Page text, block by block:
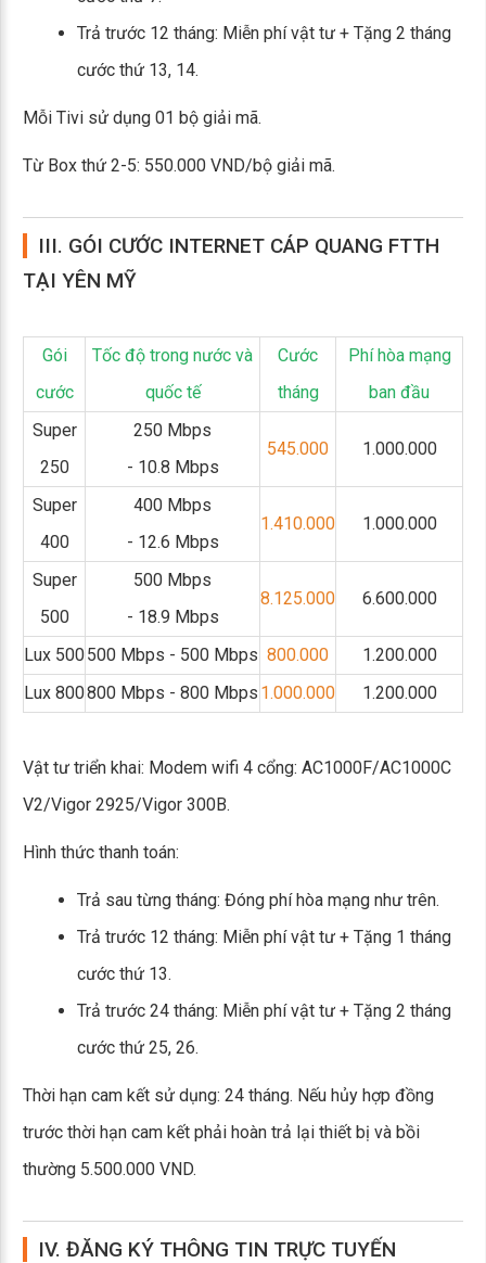
Trả trước 12 tháng: Miễn phí vật tư + Tặng 2 tháng
cước thứ 13, 14.
Mỗi Tivi sử dụng 01 bộ giải mã.
Từ Box thứ 2-5: 550.000 VND/bộ giải mã.
III. GÓI CƯỚC INTERNET CÁP QUANG FTTH
TẠI YÊN MỸ
Gói
cước
Tốc độ trong nước và
quốc tế
Cước
tháng
Phí hòa mạng
ban đầu
Super
250
250 Mbps
- 10.8 Mbps
545.000 1.000.000
Super
400
400 Mbps
- 12.6 Mbps
1.410.000 1.000.000
Super
500
500 Mbps
- 18.9 Mbps
8.125.000 6.600.000
Lux 500500 Mbps - 500 Mbps 800.000
1.200.000
Lux 800800 Mbps - 800 Mbps 1.000.000 1.200.000
Vật tư triển khai: Modem wifi 4 cổng: AC1000F/AC1000C
V2/Vigor 2925/Vigor 300B.
Hình thức thanh toán:
Trả sau từng tháng: Đóng phí hòa mạng như trên.
Trả trước 12 tháng: Miễn phí vật tư + Tặng 1 tháng
cước thứ 13.
Trả trước 24 tháng: Miễn phí vật tư + Tặng 2 tháng
cước thứ 25, 26.
Thời hạn cam kết sử dụng: 24 tháng. Nếu hủy hợp đồng
trước thời hạn cam kết phải hoàn trả lại thiết bị và bồi
thường 5.500.000 VND.
IV. ĐĂNG KÝ THÔNG TIN TRỰC TUYẾN